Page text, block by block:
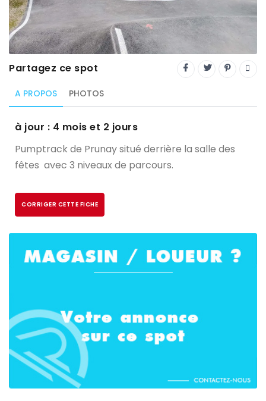
Trial
XC Rando - VTTAE
XCO
Constructeurs-Shapers
Derniers commentaires
Partagez ce spot
A PROPOS PHOTOS
à jour : 4 mois et 2 jours
Pumptrack de Prunay situé derrière la salle des
fêtes avec 3 niveaux de parcours.
CORRIGER CETTE FICHE